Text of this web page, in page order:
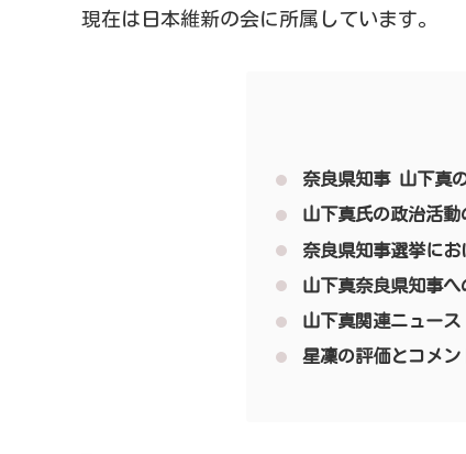
現在は日本維新の会に所属しています。
奈良県知事 山下真
山下真氏の政治活
奈良県知事選挙に
山下真奈良県知事へ
山下真関連ニュース
星凜の評価とコメン